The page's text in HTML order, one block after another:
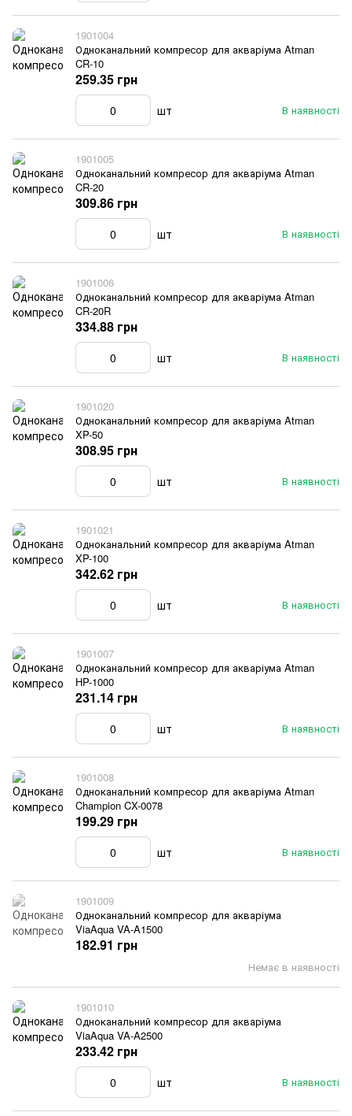
1901004
Одноканальний компресор для акваріума Atman
CR-10
В наявності
259.35 грн
шт
1901005
Одноканальний компресор для акваріума Atman
CR-20
В наявності
309.86 грн
шт
1901006
Одноканальний компресор для акваріума Atman
CR-20R
В наявності
334.88 грн
шт
1901020
Одноканальний компресор для акваріума Atman
XP-50
В наявності
308.95 грн
шт
1901021
Одноканальний компресор для акваріума Atman
XP-100
В наявності
342.62 грн
шт
1901007
Одноканальний компресор для акваріума Atman
HP-1000
В наявності
231.14 грн
шт
1901008
Одноканальний компресор для акваріума Atman
Champion CX-0078
В наявності
199.29 грн
шт
1901009
Одноканальний компресор для акваріума
ViaAqua VA-A1500
Немає в наявності
182.91 грн
1901010
Одноканальний компресор для акваріума
ViaAqua VA-A2500
В наявності
233.42 грн
шт